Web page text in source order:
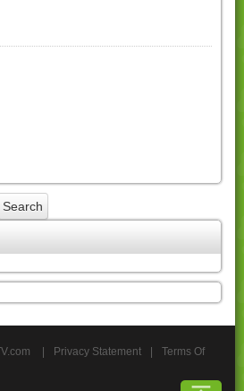
| Privacy Statement |
Terms Of